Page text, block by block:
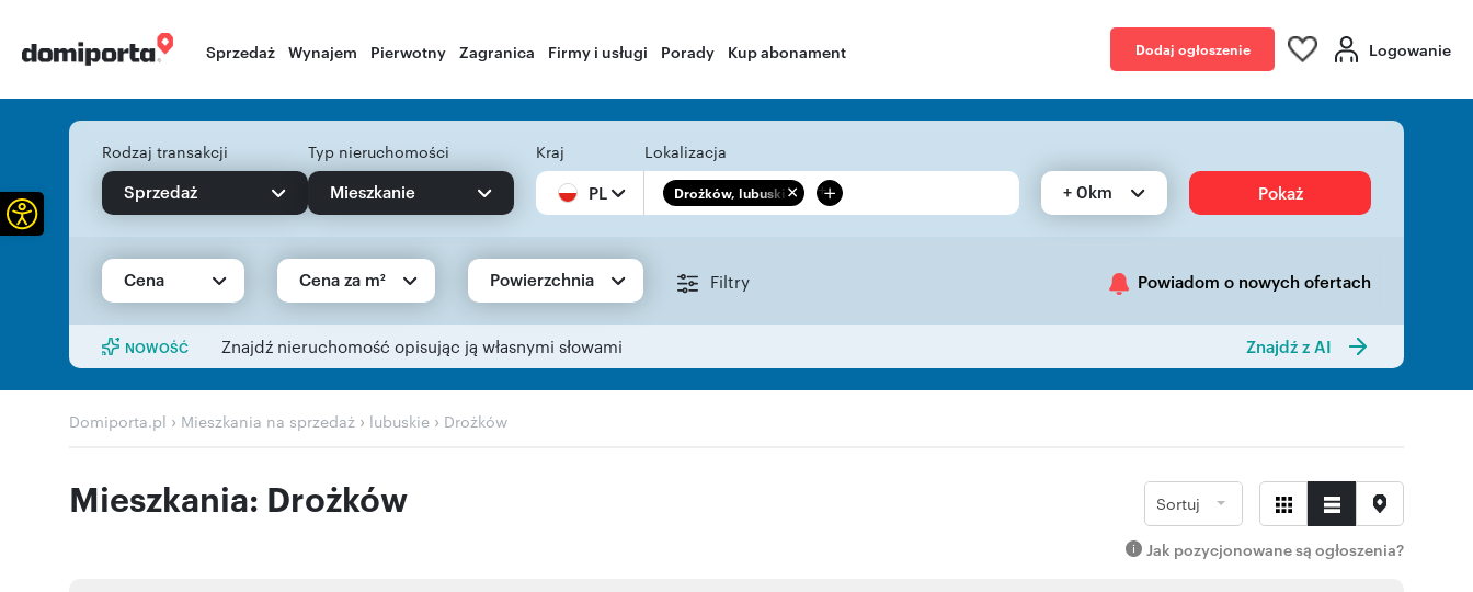
Sprzedaż Wynajem Pierwotny Zagranica Firmy i usługi Porady Kup abonament Dodaj ogłoszenie Logowanie
Rodzaj transakcji
Sprzedaż
Typ nieruchomości
Mieszkanie
Kraj
PL
Lokalizacja
Drożków, lubuskie + + 0km Pokaż
Cena Cena za m² Powierzchnia Filtry Powiadom o nowych ofertach
NOWOŚĆ Znajdź nieruchomość opisując ją własnymi słowami Znajdź z AI
Domiporta.pl › Mieszkania na sprzedaż › lubuskie › Drożków
Mieszkania: Drożków Sortuj
Jak pozycjonowane są ogłoszenia?
Otwórz pasek narzędzi